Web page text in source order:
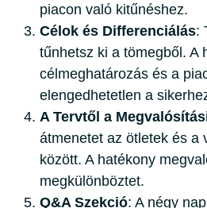
piacon való kitűnéshez.
Célok és Differenciálás:
tűnhetsz ki a tömegből. A
célmeghatározás és a
elengedhetetlen a
A Tervtől a
átmenetet az ötletek és a
között. A hatékony
megkülönböztet.
Q&A Szekció: A négy